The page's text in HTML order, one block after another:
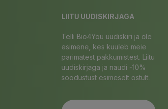
LIITU UUDISKIRJAGA
Telli Bio4You uudiskiri ja ole
esimene, kes kuuleb meie
parimatest pakkumistest. Liitu
uudiskirjaga ja naudi -10%
soodustust esimeselt ostult.